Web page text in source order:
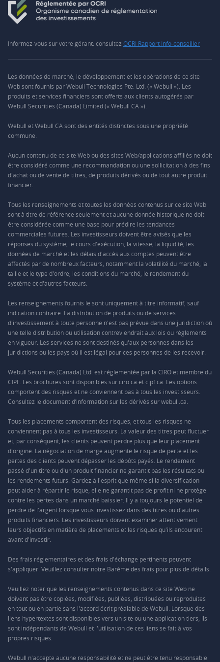
Informez-vous sur votre gérant: consultez OCRI Rapport Info-conseiller
Les données de marché, le développement et les opérations de ce site
Web sont fournis par Webull Technologies Pte. Ltd. (« Webull »). Les
produits et services financiers sont offerts aux clients autogérés par
Webull Securities (Canada) Limited (« Webull CA »).
Webull et Webull CA sont des entités distinctes sous une propriété
commune.
Aucun contenu de ce site Web ou des sites Web/applications affiliés ne doit
être considéré comme une recommandation ou une sollicitation à des fins
d'achat ou de vente de titres, de produits dérivés ou de tout autre produit
financier.
Tous les renseignements et toutes les données contenus sur ce site Web
sont à titre de référence seulement et aucune donnée historique ne doit
être considérée comme une base pour prédire les tendances
commerciales futures. Les investisseurs doivent être avisés que les
réponses du système, le cours d'exécution, la vitesse, la liquidité, les
données de marché et les délais d'accès aux comptes peuvent être
affectés par de nombreux facteurs, notamment la volatilité du marché, la
taille et le type d'ordre, les conditions du marché, le rendement du
système et d'autres facteurs.
Les renseignements fournis le sont uniquement à titre informatif, sauf
indication contraire. La distribution de produits ou de services
d'investissement à toute personne n'est pas prévue dans une juridiction où
une telle distribution ou utilisation contreviendrait aux lois ou règlements
en vigueur. Les services ne sont destinés qu'aux personnes dans les
juridictions ou les pays où il est légal pour ces personnes de les recevoir.
Webull Securities (Canada) Ltd. est réglementée par la CIRO et membre du
CIPF. Les brochures sont disponibles sur ciro.ca et cipf.ca. Les options
comportent des risques et ne conviennent pas à tous les investisseurs.
Consultez le document d’information sur les dérivés sur webull.ca.
Tous les placements comportent des risques, et tous les risques ne
conviennent pas à tous les investisseurs. La valeur des titres peut fluctuer
et, par conséquent, les clients peuvent perdre plus que leur placement
d'origine. La négociation de marge augmente le risque de perte et les
pertes des clients peuvent dépasser les dépôts payés. Le rendement
passé d'un titre ou d'un produit financier ne garantit pas les résultats ou
les rendements futurs. Gardez à l'esprit que même si la diversification
peut aider à répartir le risque, elle ne garantit pas de profit ni ne protège
contre les pertes dans un marché baissier. Il y a toujours le potentiel de
perdre de l'argent lorsque vous investissez dans des titres ou d'autres
produits financiers. Les investisseurs doivent examiner attentivement
leurs objectifs en matière de placements et les risques qu'ils encourent
avant d'investir.
Des frais réglementaires et des frais d'échange pertinents peuvent
s'appliquer. Veuillez consulter notre Barème des frais pour plus de détails.
Veuillez noter que les renseignements contenus dans ce site Web ne
doivent pas être copiées, modifiées, publiées, distribuées ou reproduites
en tout ou en partie sans l'accord écrit préalable de Webull. Lorsque des
liens hypertextes sont disponibles vers un site ou une application tiers, ils
sont indépendants de Webull et l'utilisation de ces liens se fait à vos
propres risques.
Webull n'accepte aucune responsabilité et ne peut être tenu responsable